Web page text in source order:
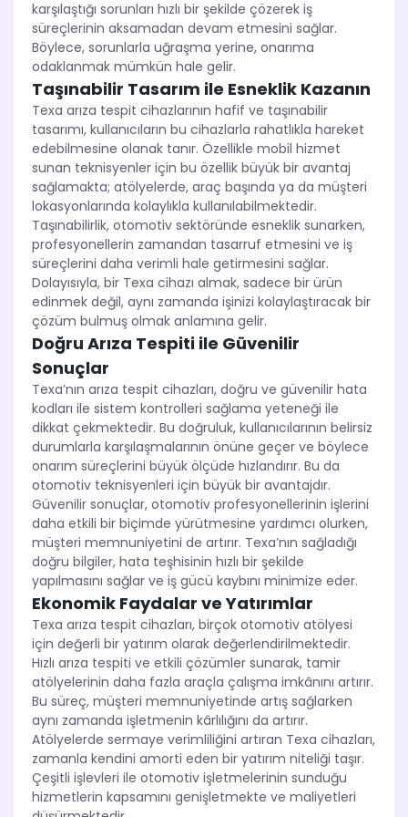
karşılaştığı sorunları hızlı bir şekilde çözerek iş
süreçlerinin aksamadan devam etmesini sağlar.
Böylece, sorunlarla uğraşma yerine, onarıma
odaklanmak mümkün hale gelir.
Taşınabilir Tasarım ile Esneklik Kazanın
Texa arıza tespit cihazlarının hafif ve taşınabilir
tasarımı, kullanıcıların bu cihazlarla rahatlıkla hareket
edebilmesine olanak tanır. Özellikle mobil hizmet
sunan teknisyenler için bu özellik büyük bir avantaj
sağlamakta; atölyelerde, araç başında ya da müşteri
lokasyonlarında kolaylıkla kullanılabilmektedir.
Taşınabilirlik, otomotiv sektöründe esneklik sunarken,
profesyonellerin zamandan tasarruf etmesini ve iş
süreçlerini daha verimli hale getirmesini sağlar.
Dolayısıyla, bir Texa cihazı almak, sadece bir ürün
edinmek değil, aynı zamanda işinizi kolaylaştıracak bir
çözüm bulmuş olmak anlamına gelir.
Doğru Arıza Tespiti ile Güvenilir
Sonuçlar
Texa’nın arıza tespit cihazları, doğru ve güvenilir hata
kodları ile sistem kontrolleri sağlama yeteneği ile
dikkat çekmektedir. Bu doğruluk, kullanıcılarının belirsiz
durumlarla karşılaşmalarının önüne geçer ve böylece
onarım süreçlerini büyük ölçüde hızlandırır. Bu da
otomotiv teknisyenleri için büyük bir avantajdır.
Güvenilir sonuçlar, otomotiv profesyonellerinin işlerini
daha etkili bir biçimde yürütmesine yardımcı olurken,
müşteri memnuniyetini de artırır. Texa’nın sağladığı
doğru bilgiler, hata teşhisinin hızlı bir şekilde
yapılmasını sağlar ve iş gücü kaybını minimize eder.
Ekonomik Faydalar ve Yatırımlar
Texa arıza tespit cihazları, birçok otomotiv atölyesi
için değerli bir yatırım olarak değerlendirilmektedir.
Hızlı arıza tespiti ve etkili çözümler sunarak, tamir
atölyelerinin daha fazla araçla çalışma imkânını artırır.
Bu süreç, müşteri memnuniyetinde artış sağlarken
aynı zamanda işletmenin kârlılığını da artırır.
Atölyelerde sermaye verimliliğini artıran Texa cihazları,
zamanla kendini amorti eden bir yatırım niteliği taşır.
Çeşitli işlevleri ile otomotiv işletmelerinin sunduğu
hizmetlerin kapsamını genişletmekte ve maliyetleri